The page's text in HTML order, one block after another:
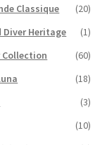
Classique
(20)
Diver Heritage
(1)
Collection
(60)
(18)
(3)
(10)